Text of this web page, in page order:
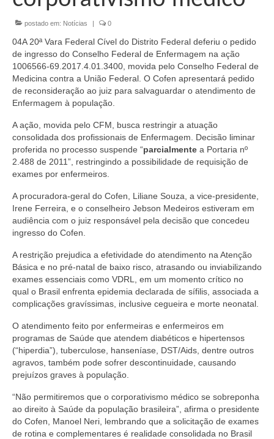
Conselheiros e Diretoria
Câmaras Técnicas
Carta de Serviços ao Cidadão
Governança
Transparência e Prestação de Contas
Eleições
Eleições Triênio 2027-2029
Eleições 2023
Eleições Anteriores
Agenda do presidente
Editais e licitação
Eleições
Fiscalização
Responsabilidade Técnica
Legislações
Decisões
Portarias
postado em: Notícias | 0
04A 20ª Vara Federal Cível do Distrito Federal deferiu o pedido
de ingresso do Conselho Federal de Enfermagem na ação
1006566-69.2017.4.01.3400, movida pelo Conselho Federal de
Medicina contra a União Federal. O Cofen apresentará pedido
de reconsideração ao juiz para salvaguardar o atendimento de
Enfermagem à população.
A ação, movida pelo CFM, busca restringir a atuação
consolidada dos profissionais de Enfermagem. Decisão liminar
proferida no processo suspende “parcialmente ​ ​a​ ​Portaria​ ​nº​ ​
2.488​ ​de 2011”, restringindo a possibilidade de requisição de
exames por enfermeiros.
A procuradora-geral do Cofen, Liliane Souza, a vice-presidente,
Irene Ferreira, e o conselheiro Jebson Medeiros estiveram em
audiência com o juiz responsável pela decisão que concedeu
ingresso do Cofen.
A restrição prejudica a efetividade do atendimento na Atenção
Básica e no pré-natal de baixo risco, atrasando ou inviabilizando
exames essenciais como VDRL, em um momento crítico no
qual o Brasil enfrenta epidemia declarada de sífilis, associada a
complicações gravíssimas, inclusive cegueira e morte neonatal.
O atendimento feito por enfermeiras e enfermeiros em
programas de Saúde que atendem diabéticos e hipertensos
(“hiperdia”), tuberculose, hanseníase, DST/Aids, dentre outros
agravos, também pode sofrer descontinuidade, causando
prejuízos graves à população.
“Não permitiremos que o corporativismo médico se sobreponha
ao direito à Saúde da população brasileira”, afirma o presidente
do Cofen, Manoel Neri, lembrando que a solicitação de exames
de rotina e complementares é realidade consolidada no Brasil